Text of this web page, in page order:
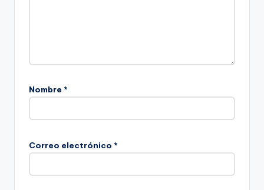
Nombre *
Correo electrónico *